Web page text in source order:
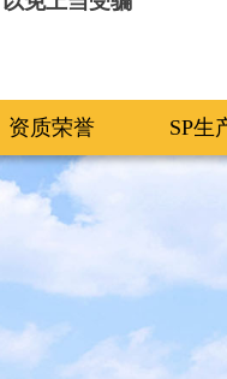
资质荣誉 SP生